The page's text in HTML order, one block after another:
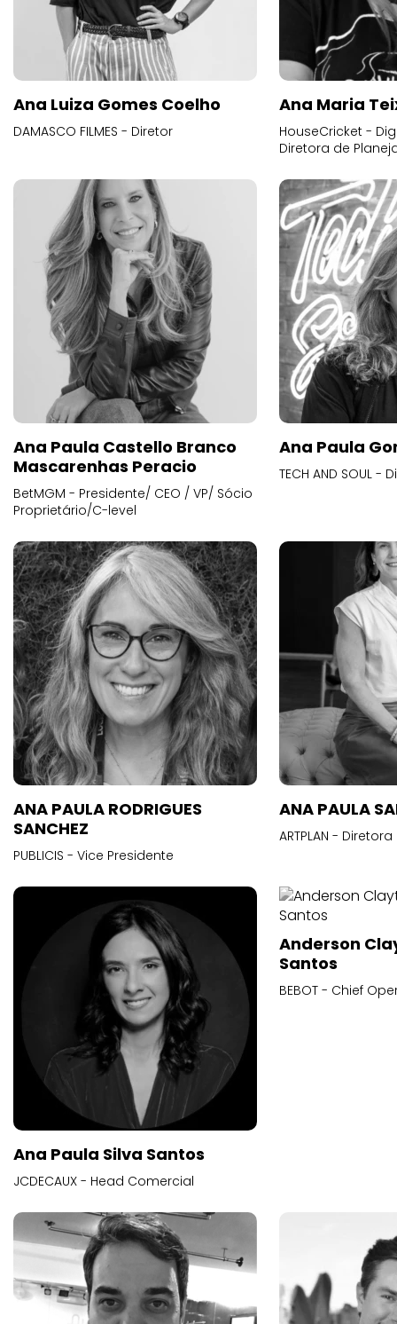
Ana Luiza Gomes Coelho
DAMASCO FILMES - Diretor
Ana Maria
HouseCricket -
Diretora de
Ana Paula Castello Branco
Mascarenhas Peracio
BetMGM - Presidente/ CEO / VP/ Sócio
Proprietário/C-level
Ana Paula
TECH AND SOUL
ANA PAULA RODRIGUES
SANCHEZ
PUBLICIS - Vice Presidente
ANA PAULA
ARTPLAN -
Ana Paula Silva Santos
JCDECAUX - Head Comercial
Anderson
Santos
BEBOT - Chief